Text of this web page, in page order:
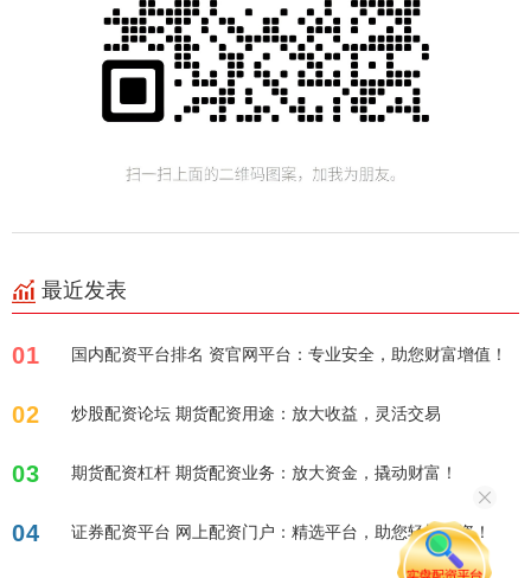
最近发表
01 国内配资平台排名 资官网平台：专业安全，助您财富增值！
02 炒股配资论坛 期货配资用途：放大收益，灵活交易
03 期货配资杠杆 期货配资业务：放大资金，撬动财富！
04 证券配资平台 网上配资门户：精选平台，助您轻松投资！